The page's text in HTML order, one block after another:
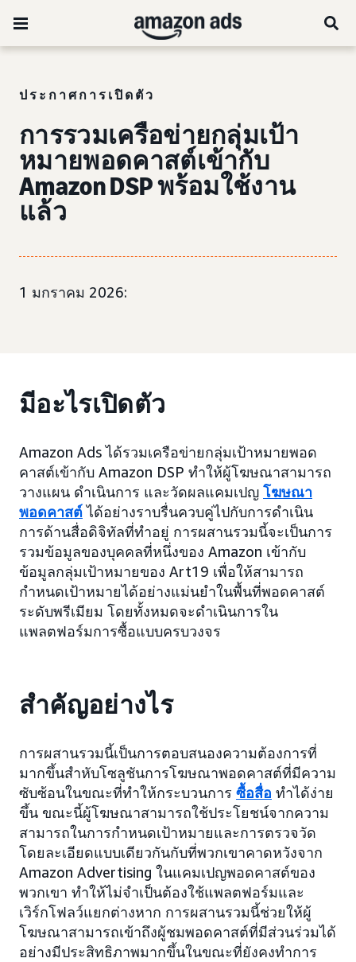
ประกาศการเปิดตัว
การรวมเครือข่ายกลุ่มเป้า
หมายพอดคาสต์เข้ากับ
Amazon DSP พร้อมใช้งาน
แล้ว
1 มกราคม 2026:
มีอะไรเปิดตัว
Amazon Ads ได้รวมเครือข่ายกลุ่มเป้าหมายพอด
คาสต์เข้ากับ Amazon DSP ทำให้ผู้โฆษณาสามารถ
วางแผน ดำเนินการ และวัดผลแคมเปญ โฆษณา
พอดคาสต์ได้อย่างราบรื่นควบคู่ไปกับการดำเนิน
การด้านสื่อดิจิทัลที่ทำอยู่ การผสานรวมนี้จะเป็นการ
รวมข้อมูลของบุคคลที่หนึ่งของ Amazon เข้ากับ
ข้อมูลกลุ่มเป้าหมายของ Art19 เพื่อให้สามารถ
กำหนดเป้าหมายได้อย่างแม่นยำในพื้นที่พอดคาสต์
ระดับพรีเมียม โดยทั้งหมดจะดำเนินการใน
แพลตฟอร์มการซื้อแบบครบวงจร
สำคัญอย่างไร
การผสานรวมนี้เป็นการตอบสนองความต้องการที่
มากขึ้นสำหับโซลูชันการโฆษณาพอดคาสต์ที่มีความ
ซับซ้อนในขณะที่ทำให้กระบวนการ ซื้อสื่อ ทำได้ง่าย
ขึ้น ขณะนี้ผู้โฆษณาสามารถใช้ประโยชน์จากความ
สามารถในการกำหนดเป้าหมายและการตรวจวัด
โดยละเอียดแบบเดียวกันกับที่พวกเขาคาดหวังจาก
Amazon Advertising ในแคมเปญพอดคาสต์ของ
พวกเขา ทำให้ไม่จำเป็นต้องใช้แพลตฟอร์มและ
เวิร์กโฟลว์แยกต่างหาก การผสานรวมนี้ช่วยให้ผู้
โฆษณาสามารถเข้าถึงผู้ชมพอดคาสต์ที่มีส่วนร่วมได้
อย่างมีประสิทธิภาพมากขึ้นในขณะที่ยังคงทำการ